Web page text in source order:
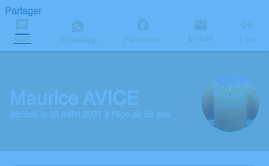
Partager
SMS WhatsApp Facebook E-mail Lien
Maurice AVICE
décédé le 23 juillet 2021 à l'âge de 85 ans